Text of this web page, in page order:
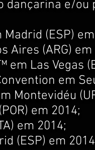
dançarina e/ou
(ESP)
Aires (ARG)
em Las Vegas
em
Montevidéu
em 2014;
em 2014;
(ESP) em